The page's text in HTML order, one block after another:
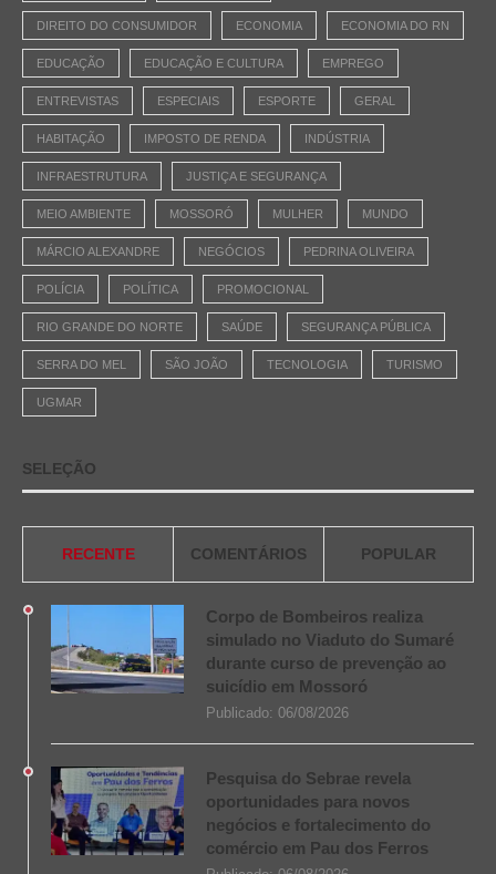
DIREITO DO CONSUMIDOR ECONOMIA ECONOMIA DO RN
EDUCAÇÃO EDUCAÇÃO E CULTURA EMPREGO
ENTREVISTAS ESPECIAIS ESPORTE GERAL
HABITAÇÃO IMPOSTO DE RENDA INDÚSTRIA
INFRAESTRUTURA JUSTIÇA E SEGURANÇA
MEIO AMBIENTE MOSSORÓ MULHER MUNDO
MÁRCIO ALEXANDRE NEGÓCIOS PEDRINA OLIVEIRA
POLÍCIA POLÍTICA PROMOCIONAL
RIO GRANDE DO NORTE SAÚDE SEGURANÇA PÚBLICA
SERRA DO MEL SÃO JOÃO TECNOLOGIA TURISMO
UGMAR
SELEÇÃO
RECENTE COMENTÁRIOS POPULAR
Corpo de Bombeiros realiza
simulado no Viaduto do Sumaré
durante curso de prevenção ao
suicídio em Mossoró
Publicado: 06/08/2026
Pesquisa do Sebrae revela
oportunidades para novos
negócios e fortalecimento do
comércio em Pau dos Ferros